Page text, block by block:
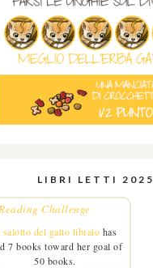
LIBRI LETTI 2025
Challenge
del gatto libraio has
7 books toward her goal of
50 books.